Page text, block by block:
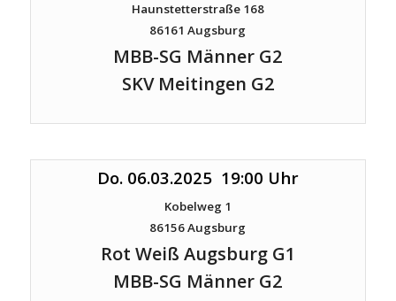
Haunstetterstraße 168
86161 Augsburg
MBB-SG Männer G2
SKV Meitingen G2
Do. 06.03.2025 19:00 Uhr
Kobelweg 1
86156 Augsburg
Rot Weiß Augsburg G1
MBB-SG Männer G2